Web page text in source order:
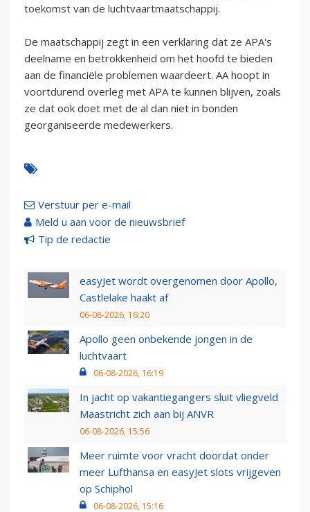
toekomst van de luchtvaartmaatschappij.
De maatschappij zegt in een verklaring dat ze APA's
deelname en betrokkenheid om het hoofd te bieden
aan de financiële problemen waardeert. AA hoopt in
voortdurend overleg met APA te kunnen blijven, zoals
ze dat ook doet met de al dan niet in bonden
georganiseerde medewerkers.
Verstuur per e-mail
Meld u aan voor de nieuwsbrief
Tip de redactie
easyJet wordt overgenomen door Apollo,
Castlelake haakt af
06-08-2026, 16:20
Apollo geen onbekende jongen in de
luchtvaart
06-08-2026, 16:19
In jacht op vakantiegangers sluit vliegveld
Maastricht zich aan bij ANVR
06-08-2026, 15:56
Meer ruimte voor vracht doordat onder
meer Lufthansa en easyJet slots vrijgeven
op Schiphol
06-08-2026, 15:16